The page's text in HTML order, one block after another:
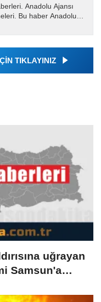
Anadolu Ajansı
Bu haber Anadolu
TIKLAYINIZ
uğrayan
Samsun'a